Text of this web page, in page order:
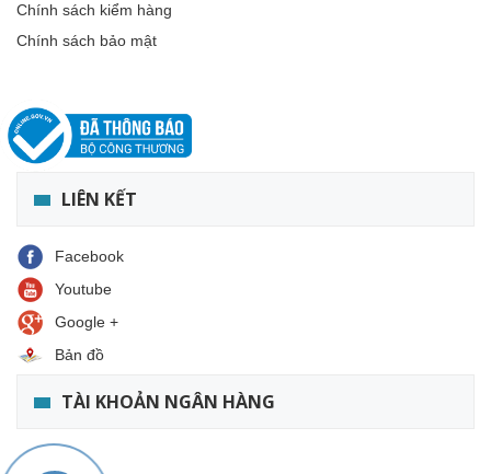
Chính sách kiểm hàng
Chính sách bảo mật
LIÊN KẾT
Facebook
Youtube
Google +
Bản đồ
TÀI KHOẢN NGÂN HÀNG